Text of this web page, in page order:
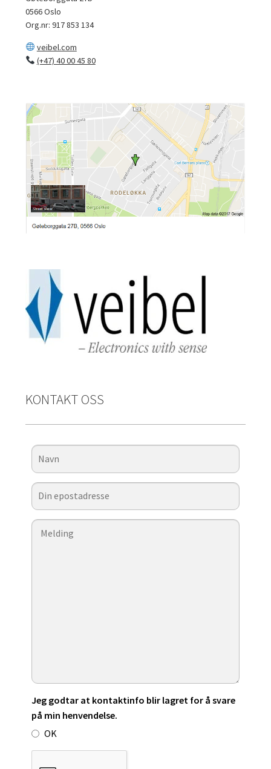
0566 Oslo
Org.nr: 917 853 134
veibel.com
(+47) 40 00 45 80
KONTAKT OSS
Jeg godtar at kontaktinfo blir lagret for å svare
på min henvendelse.
OK